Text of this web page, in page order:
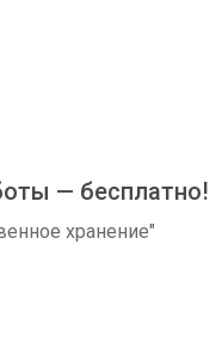
— бесплатно!
хранение"